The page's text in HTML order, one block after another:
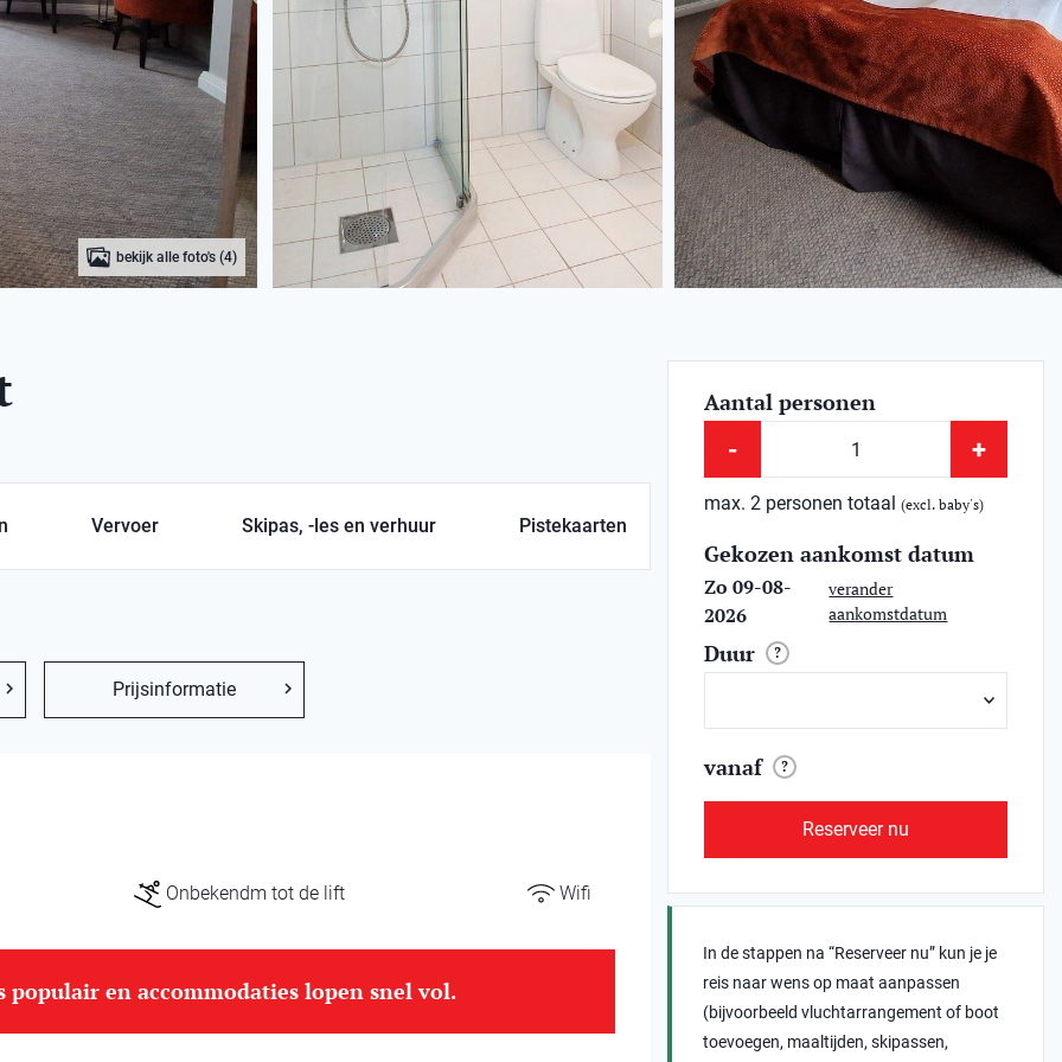
bekijk alle foto's (4)
Vervoer Skipas, -les en verhuur Pistekaarten
Prijsinformatie
Onbekendm tot de lift Wifi
populair en accommodaties lopen snel vol.
Aantal personen
- +
max. 2 personen totaal(excl. baby's)
Gekozen aankomst datum
Zo 09-08-
2026
verander
aankomstdatum
Duur ?
vanaf ?
Reserveer nu
In de stappen na “Reserveer nu” kun je je
reis naar wens op maat aanpassen
(bijvoorbeeld vluchtarrangement of boot
toevoegen, maaltijden, skipassen,